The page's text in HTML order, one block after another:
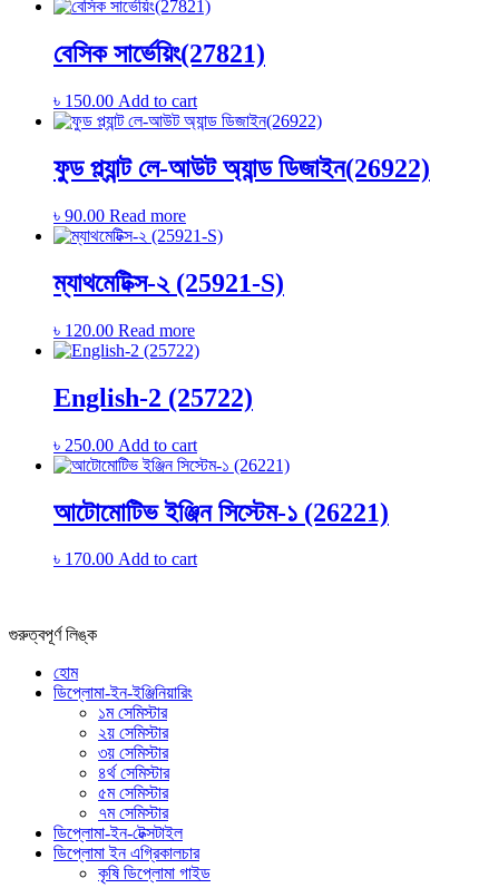
বেসিক সার্ভেয়িং(27821)
৳ 150.00 Add to cart
ফুড প্ল্যান্ট লে-আউট অ্যান্ড ডিজাইন(26922)
৳ 90.00 Read more
ম্যাথমেটিক্স-২ (25921-S)
৳ 120.00 Read more
English-2 (25722)
৳ 250.00 Add to cart
আটোমোটিভ ইঞ্জিন সিস্টেম-১ (26221)
৳ 170.00 Add to cart
গুরুত্বপূর্ণ লিঙ্ক
হোম
ডিপ্লোমা-ইন-ইঞ্জিনিয়ারিং
১ম সেমিস্টার
২য় সেমিস্টার
৩য় সেমিস্টার
৪র্থ সেমিস্টার
৫ম সেমিস্টার
৭ম সেমিস্টার
ডিপ্লোমা-ইন-টেক্সটাইল
ডিপ্লোমা ইন এগ্রিকালচার
কৃষি ডিপ্লোমা গাইড